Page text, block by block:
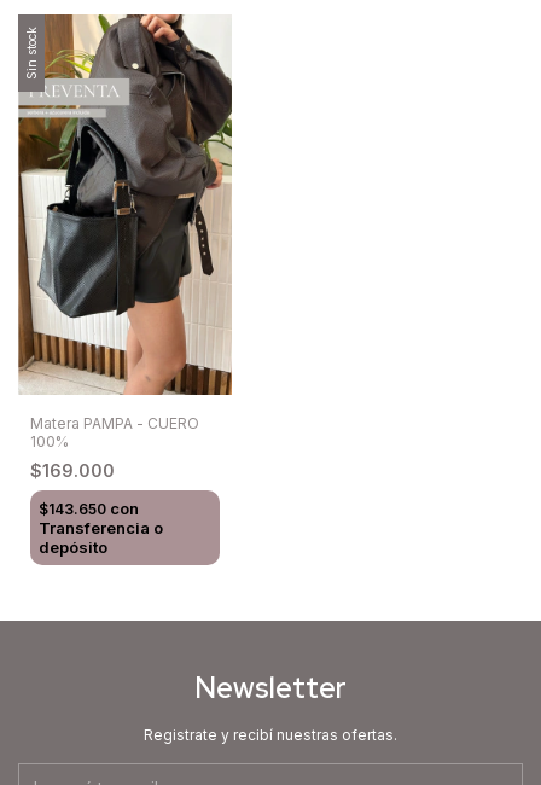
Sin stock
Matera PAMPA - CUERO
100%
$169.000
$143.650 con
Transferencia o
depósito
Newsletter
Registrate y recibí nuestras ofertas.